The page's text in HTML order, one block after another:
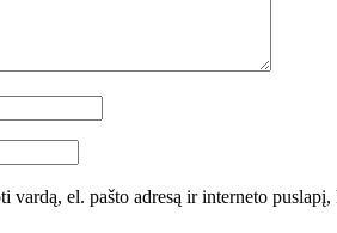
vardą, el. pašto adresą ir interneto